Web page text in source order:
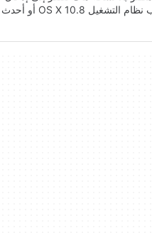
الكتابة اليدوية المعتمد على اللمس. يتطلب نظام التشغيل OS X 10.8 أو أحدث